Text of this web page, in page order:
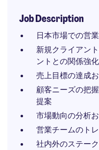
Job Description
日本市場での営
新規クライアン
ントとの関係強化
売上目標の達成
顧客ニーズの把
提案
市場動向の分析
営業チームのト
社内外のステー